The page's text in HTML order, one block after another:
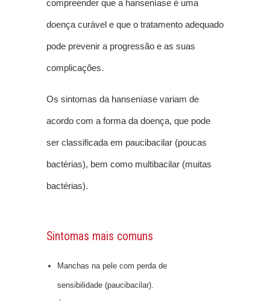
compreender que a hanseníase é uma
doença curável e que o tratamento adequado
pode prevenir a progressão e as suas
complicações.
Os sintomas da hanseníase variam de
acordo com a forma da doença, que pode
ser classificada em paucibacilar (poucas
bactérias), bem como multibacilar (muitas
bactérias).
Sintomas mais comuns
Manchas na pele com perda de
sensibilidade (paucibacilar).